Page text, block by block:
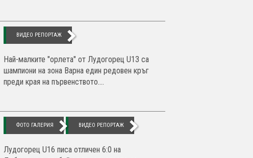
ВИДЕО РЕПОРТАЖ
Най-малките "орлета" от Лудогорец U13 са
шампиони на зона Варна един редовен кръг
преди края на първенството....
ФОТО ГАЛЕРИЯ ВИДЕО РЕПОРТАЖ
Лудогорец U16 писа отличен 6:0 на